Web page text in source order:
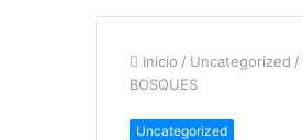
Inicio / Uncategorized /
BOSQUES
Uncategorized